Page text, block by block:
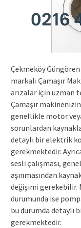
Çekmeköy
markalı Çamaşır
arızalar için uzman
Çamaşır
genellikle motor
sorunlardan
detaylı bir elektrik
gerekmektedir.
sesli çalışması,
aşınmasından
değişimi gerekebilir.
durumunda ise
bu durumda detaylı
gerekmektedir.